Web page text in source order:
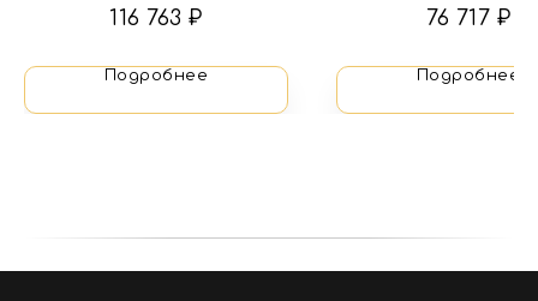
116 763 ₽
Подробнее
76 717 ₽
Подробнее